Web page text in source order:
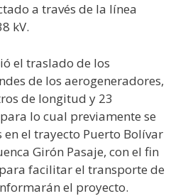
a través de la línea
kV.
el traslado de los
de los aerogeneradores,
de longitud y 23
lo cual previamente se
el trayecto Puerto Bolívar
Girón Pasaje, con el fin
facilitar el transporte de
el proyecto.